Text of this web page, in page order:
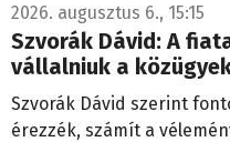
2026. augusztus 6., 15:15
Szvorák Dávid: A
vállalniuk a
Szvorák Dávid szerint
érezzék, számít a